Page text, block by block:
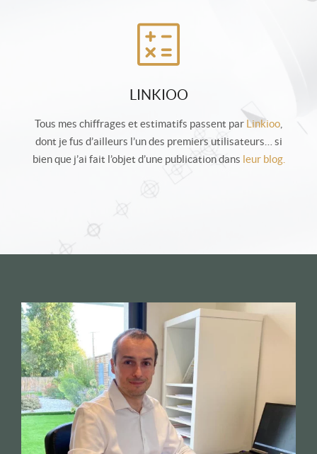
LINKIOO
Tous mes chiffrages et estimatifs passent par Linkioo
dont je fus d’ailleurs l’un des premiers utilisateurs… si
bien que j’ai fait l’objet d’une publication dans leur blog.